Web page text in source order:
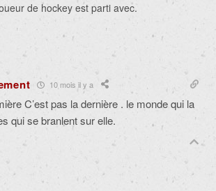
de hockey est parti avec.
10 mois il y a
C’est pas la dernière . le monde qui la
qui se branlent sur elle.